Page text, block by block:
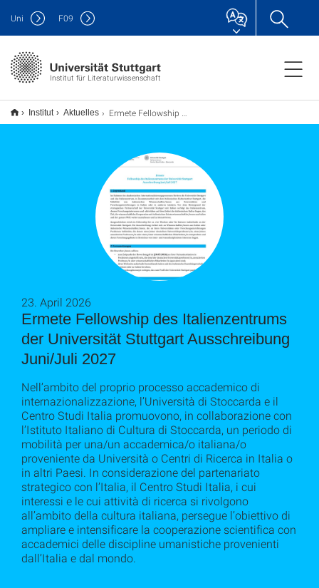
Institut für Literaturwissenschaft
Uni F09
Institut Aktuelles Ermete Fellowship des Italienzentrums der Universität Stuttgart Ausschreibung Juni/Juli 2027
Ermete Fellowship des Italienzentrums
der Universität Stuttgart Ausschreibung
Juni/Juli 2027
23. April 2026
Nell’ambito del proprio processo accademico di
internazionalizzazione, l’Università di Stoccarda e il
Centro Studi Italia promuovono, in collaborazione con
l’Istituto Italiano di Cultura di Stoccarda, un periodo di
mobilità per una/un accademica/o italiana/o
proveniente da Università o Centri di Ricerca in Italia o
in altri Paesi. In considerazione del partenariato
strategico con l’Italia, il Centro Studi Italia, i cui
interessi e le cui attività di ricerca si rivolgono
all’ambito della cultura italiana, persegue l’obiettivo di
ampliare e intensificare la cooperazione scientifica con
accademici delle discipline umanistiche provenienti
dall’Italia e dal mondo.